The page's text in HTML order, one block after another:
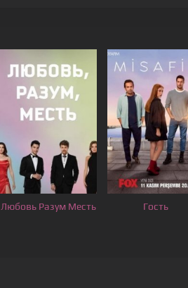
Любовь Разум Месть Гость